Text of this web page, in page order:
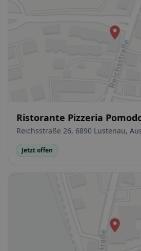
Ristorante Pizzeria
Lustenau
Reichsstraße 26, 6890 Lustenau,
Jetzt offen